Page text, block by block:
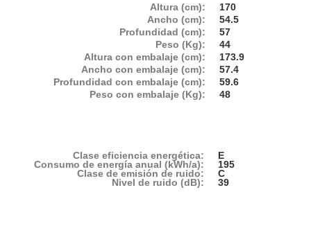
Altura (cm):
170
Ancho (cm):
54.5
Profundidad (cm):
57
Peso (Kg):
44
Altura con embalaje (cm):
173.9
Ancho con embalaje (cm):
57.4
Profundidad con embalaje (cm):
59.6
Peso con embalaje (Kg):
48
Clase eficiencia energética:
E
Consumo de energía anual (kWh/a):
195
Clase de emisión de ruido:
C
Nivel de ruido (dB):
39